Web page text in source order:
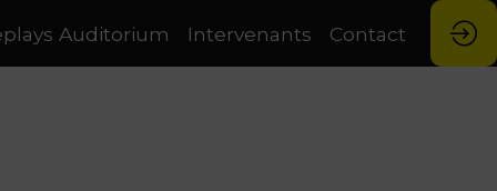
Auditorium Intervenants Contact